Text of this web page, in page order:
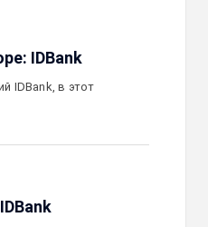
IDBank
IDBank, в этот